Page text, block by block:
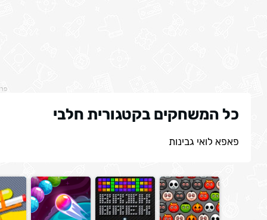
כל המשחקים בקטגורית חלבי
פאפא לואי גבינות